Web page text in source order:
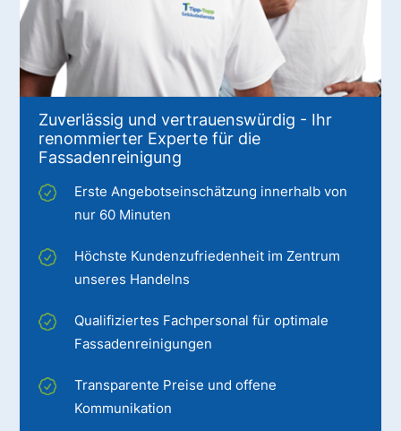
Zuverlässig und vertrauenswürdig - Ihr
renommierter Experte für die
Fassadenreinigung
Erste Angebotseinschätzung innerhalb von
nur 60 Minuten
Höchste Kundenzufriedenheit im Zentrum
unseres Handelns
Qualifiziertes Fachpersonal für optimale
Fassadenreinigungen
Transparente Preise und offene
Kommunikation